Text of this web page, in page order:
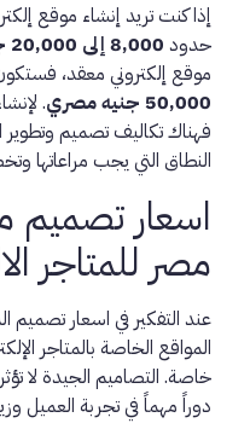
إذا كنت تريد إنشاء موقع
حدود 8,000 إلى 20,000 جنيه مصري
موقع إلكتروني معقد،
50,000 جنيه مصري
.
فهناك تكاليف تصميم
النطاق التي يجب مراعاتها
اسعار تصميم
مصر للمتاجر
عند التفكير في اسعار
المواقع الخاصة بالمتاجر
خاصة. التصاميم الجيدة لا
دوراً مهماً في تجربة العميل